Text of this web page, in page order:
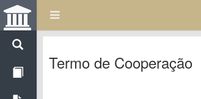
Termo de Cooperação